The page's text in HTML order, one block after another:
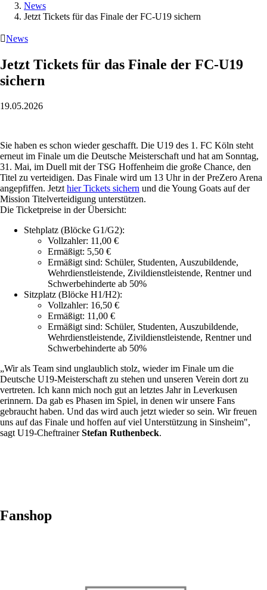
News
Jetzt Tickets für das Finale der FC-U19 sichern
News
Jetzt Tickets für das Finale der FC-U19
sichern
19.05.2026
Sie haben es schon wieder geschafft. Die U19 des 1. FC Köln steht
erneut im Finale um die Deutsche Meisterschaft und hat am Sonntag,
31. Mai, im Duell mit der TSG Hoffenheim die große Chance, den
Titel zu verteidigen. Das Finale wird um 13 Uhr in der PreZero Arena
angepfiffen. Jetzt hier Tickets sichern und die Young Goats auf der
Mission Titelverteidigung unterstützen.
Die Ticketpreise in der Übersicht:
Stehplatz (Blöcke G1/G2):
Vollzahler: 11,00 €
Ermäßigt: 5,50 €
Ermäßigt sind: Schüler, Studenten, Auszubildende,
Wehrdienstleistende, Zivildienstleistende, Rentner und
Schwerbehinderte ab 50%
Sitzplatz (Blöcke H1/H2):
Vollzahler: 16,50 €
Ermäßigt: 11,00 €
Ermäßigt sind: Schüler, Studenten, Auszubildende,
Wehrdienstleistende, Zivildienstleistende, Rentner und
Schwerbehinderte ab 50%
„Wir als Team sind unglaublich stolz, wieder im Finale um die
Deutsche U19-Meisterschaft zu stehen und unseren Verein dort zu
vertreten. Ich kann mich noch gut an letztes Jahr in Leverkusen
erinnern. Da gab es Phasen im Spiel, in denen wir unsere Fans
gebraucht haben. Und das wird auch jetzt wieder so sein. Wir freuen
uns auf das Finale und hoffen auf viel Unterstützung in Sinsheim",
sagt U19-CheftrainerStefan Ruthenbeck.
Fanshop